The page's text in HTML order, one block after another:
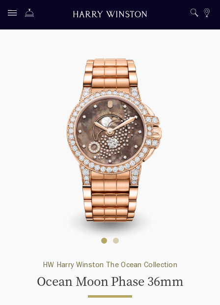
HW Harry Winston The Ocean Collection
Ocean Moon Phase 36mm